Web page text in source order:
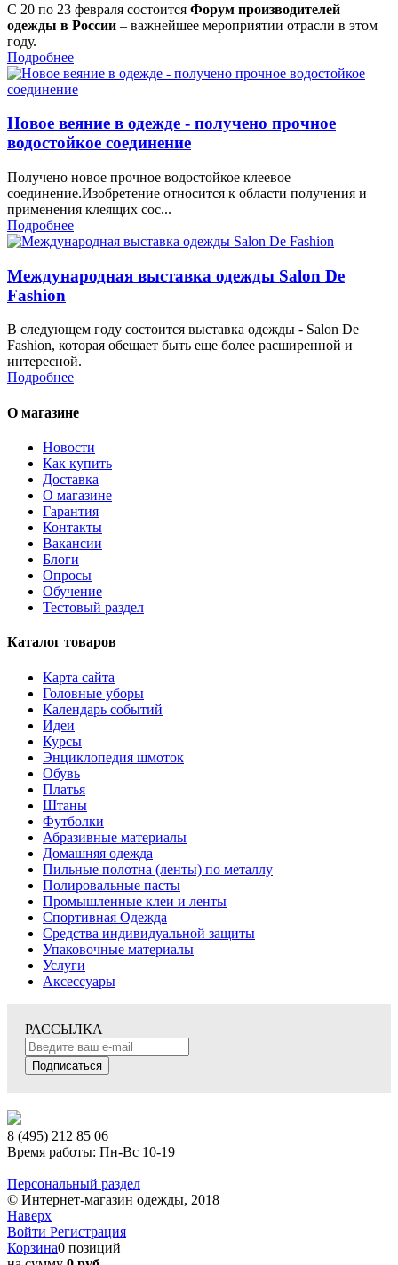
С 20 по 23 февраля состоится Форум производителей
одежды в России – важнейшее мероприятии отрасли в этом
году.
Подробнее
Новое веяние в одежде - получено прочное
водостойкое соединение
Получено новое прочное водостойкое клеевое
соединение.Изобретение относится к области получения и
применения клеящих сос...
Подробнее
Международная выставка одежды Salon De
Fashion
В следующем году состоится выставка одежды - Salon De
Fashion, которая обещает быть еще более расширенной и
интересной.
Подробнее
О магазине
Новости
Как купить
Доставка
О магазине
Гарантия
Контакты
Вакансии
Блоги
Опросы
Обучение
Тестовый раздел
Каталог товаров
Карта сайта
Головные уборы
Календарь событий
Идеи
Курсы
Энциклопедия шмоток
Обувь
Платья
Штаны
Футболки
Абразивные материалы
Домашняя одежда
Пильные полотна (ленты) по металлу
Полировальные пасты
Промышленные клеи и ленты
Спортивная Одежда
Средства индивидуальной защиты
Упаковочные материалы
Услуги
Аксессуары
РАССЫЛКА
Подписаться
8 (495) 212 85 06
Время работы: Пн-Вс 10-19
Персональный раздел
© Интернет-магазин одежды, 2018
Наверх
Войти Регистрация
Корзина0 позиций